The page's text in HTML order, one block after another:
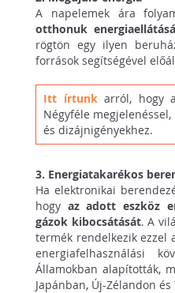
A napelemek ára
otthonuk
rögtön egy ilyen
források segítségével
Itt írtunkarról, hogy a
Négyféle
és dizájnigényekhez.
3. Energiatakarékos
Ha elektronikai
hogy az adott eszköz
gázok kibocsátását. A
termék rendelkezik ezzel
energiafelhasználási
Államokban alapították,
Japánban, Új-Zélandon